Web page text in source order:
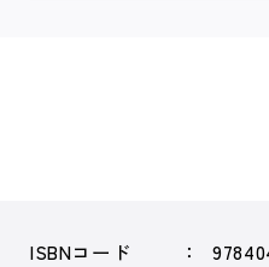
ISBNコード